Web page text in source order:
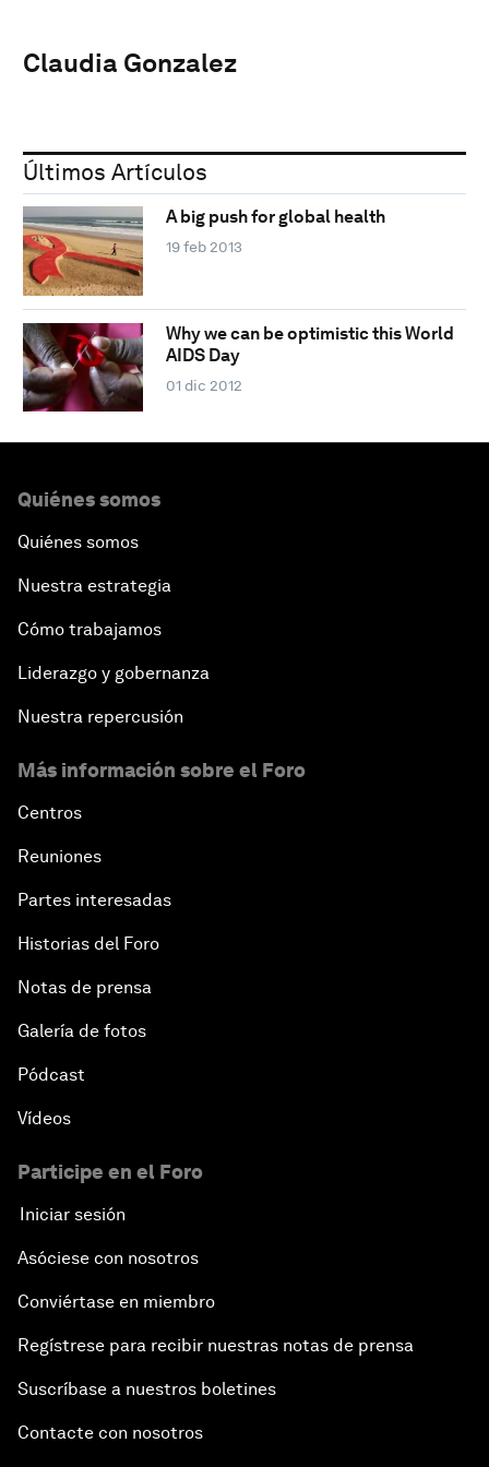
Claudia Gonzalez
Últimos Artículos
A big push for global health
19 feb 2013
Why we can be optimistic this World
AIDS Day
01 dic 2012
Quiénes somos
Quiénes somos
Nuestra estrategia
Cómo trabajamos
Liderazgo y gobernanza
Nuestra repercusión
Más información sobre el Foro
Centros
Reuniones
Partes interesadas
Historias del Foro
Notas de prensa
Galería de fotos
Pódcast
Vídeos
Participe en el Foro
Iniciar sesión
Asóciese con nosotros
Conviértase en miembro
Regístrese para recibir nuestras notas de prensa
Suscríbase a nuestros boletines
Contacte con nosotros